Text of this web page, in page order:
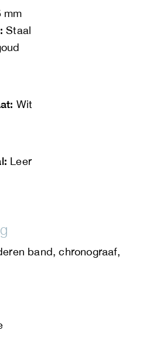
mm
Staal
Wit
Leer
band, chronograaf,